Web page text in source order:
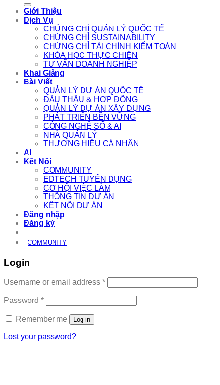
Giới Thiệu
Dịch Vụ
CHỨNG CHỈ QUẢN LÝ QUỐC TẾ
CHỨNG CHỈ SUSTAINABILITY
CHỨNG CHỈ TÀI CHÍNH KIỂM TOÁN
KHÓA HỌC THỰC CHIẾN
TƯ VẤN DOANH NGHIỆP
Khai Giảng
Bài Viết
QUẢN LÝ DỰ ÁN QUỐC TẾ
ĐẤU THẦU & HỢP ĐỒNG
QUẢN LÝ DỰ ÁN XÂY DỰNG
PHÁT TRIỂN BỀN VỮNG
CÔNG NGHỆ SỐ & AI
NHÀ QUẢN LÝ
THƯƠNG HIỆU CÁ NHÂN
AI
Kết Nối
COMMUNITY
EDTECH TUYỂN DỤNG
CƠ HỘI VIỆC LÀM
THÔNG TIN DỰ ÁN
KẾT NỐI DỰ ÁN
Đăng nhập
Đăng ký
COMMUNITY
Login
Username or email address *Required
Password *Required
Remember me Log in
Lost your password?